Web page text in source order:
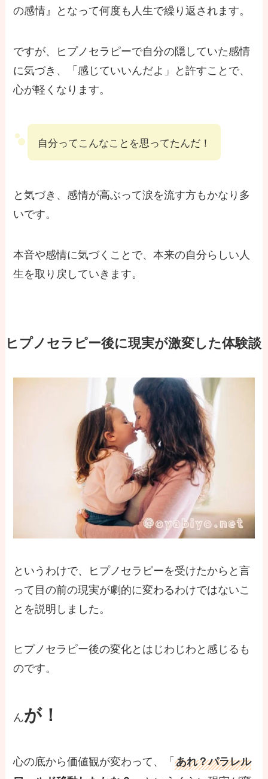
の感情』となって何度も人生で繰り返されます。
ですが、ヒプノセラピーで自分の隠していた感情
に気づき、「感じていいんだよ」と許すことで、
心が軽くなります。
自分ってこんなことを思ってたんだ！
と気づき、感情が高ぶって涙を流す方もかなり多
いです。
本音や感情に気づくことで、本来の自分らしい人
生を取り戻していきます。
ヒプノセラピー後に現実が激変した体験談
というわけで、ヒプノセラピーを受けたからと言
って目の前の現実が劇的に変わるわけではないこ
とを説明しました。
ヒプノセラピー後の変化とはじわじわと感じるも
のです。
んが！
心の底から価値観が変わって、「あれ？パラレル